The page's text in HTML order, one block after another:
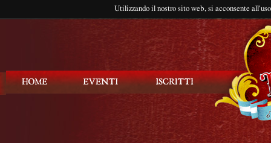
Utilizzando il nostro sito web, si acconsente